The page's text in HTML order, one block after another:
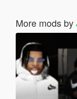
More mods by